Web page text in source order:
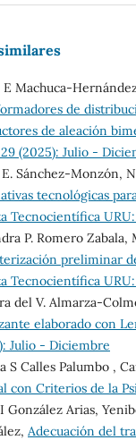
Machuca-
de
de aleación
(2025): Julio -
E. Sánchez-Monzón,
tecnológicas
Tecnocientífica
P. Romero
preliminar
Tecnocientífica
del V. Almarza-
elaborado con
Julio - Diciembre
S Calles Palumbo ,
con Criterios de la
González Arias,
Adecuación del